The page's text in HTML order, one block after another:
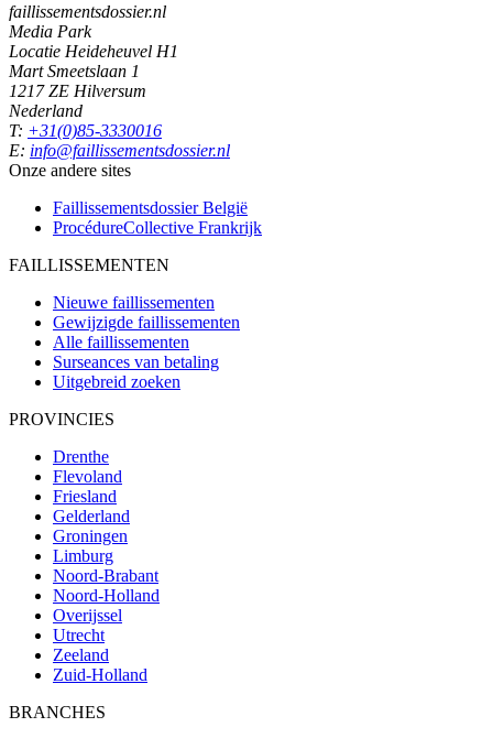
faillissementsdossier.nl
Media Park
Locatie Heideheuvel H1
Mart Smeetslaan 1
1217 ZE Hilversum
Nederland
T: +31(0)85-3330016
E: info@faillissementsdossier.nl
Onze andere sites
Faillissementsdossier België
ProcédureCollective Frankrijk
FAILLISSEMENTEN
Nieuwe faillissementen
Gewijzigde faillissementen
Alle faillissementen
Surseances van betaling
Uitgebreid zoeken
PROVINCIES
Drenthe
Flevoland
Friesland
Gelderland
Groningen
Limburg
Noord-Brabant
Noord-Holland
Overijssel
Utrecht
Zeeland
Zuid-Holland
BRANCHES